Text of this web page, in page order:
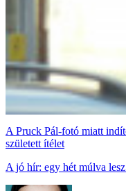
A Pruck Pál-fotó miatt
született ítélet
A jó hír: egy hét múlva